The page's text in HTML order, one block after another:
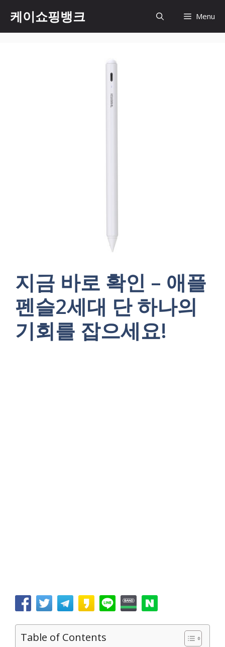
content
케이쇼핑뱅크 Menu
지금 바로 확인 – 애플
펜슬2세대 단 하나의
기회를 잡으세요!
Table of Contents